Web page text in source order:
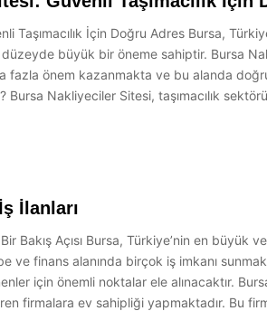
Taşımacılık İçin Doğru Adres Bursa,
büyük bir öneme sahiptir. Bursa
fazla önem kazanmakta ve bu alanda
Bursa Nakliyeciler Sitesi, taşımacılık
İlanları
Bakış Açısı Bursa, Türkiye’nin en
ve finans alanında birçok iş imkanı
için önemli noktalar ele alınacaktır.
firmalara ev sahipliği yapmaktadır. Bu